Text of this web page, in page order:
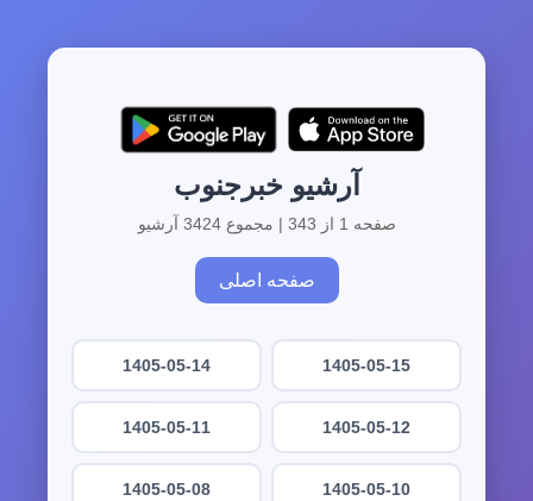
آرشیو خبرجنوب
صفحه 1 از 343 | مجموع 3424 آرشیو
صفحه اصلی
1405-05-15
1405-05-14
1405-05-12
1405-05-11
1405-05-10
1405-05-08